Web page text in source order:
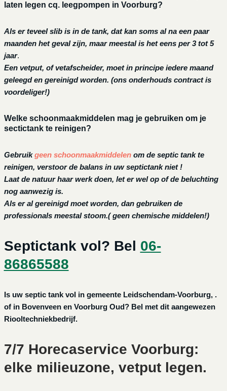
laten legen cq. leegpompen in Voorburg?
Als er teveel slib is in de tank, dat kan soms al na een paar
maanden het geval zijn, maar meestal is het eens per 3 tot 5
jaar.
Een vetput, of vetafscheider, moet in principe iedere maand
geleegd en gereinigd worden. (ons onderhouds contract is
voordeliger!)
Welke schoonmaakmiddelen mag je gebruiken om je
sectictank te reinigen?
Gebruikgeen schoonmaakmiddelen om de septic tank te
reinigen, verstoor de balans in uw septictank niet !
Laat de natuur haar werk doen, let er wel op of de beluchting
nog aanwezig is.
Als er al gereinigd moet worden, dan gebruiken de
professionals meestal stoom.( geen chemische middelen!)
Septictank vol? Bel 06-
86865588
Is uw septic tank vol in gemeente Leidschendam-Voorburg, .
of in Bovenveen en Voorburg Oud? Bel met dit aangewezen
Riooltechniekbedrijf.
7/7 Horecaservice Voorburg:
elke milieuzone, vetput legen.